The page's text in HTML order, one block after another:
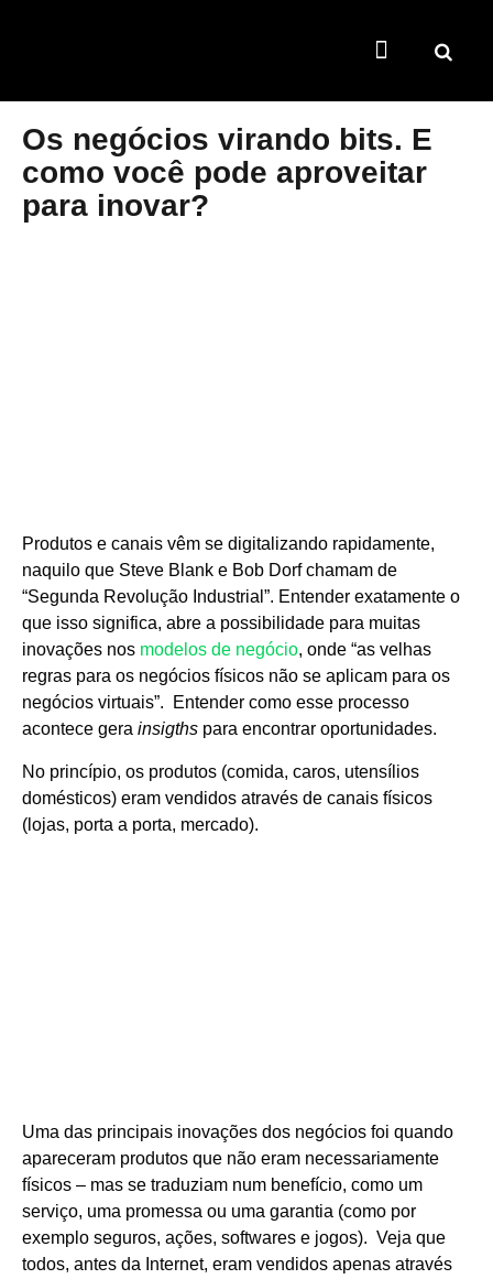
Os negócios virando bits. E
como você pode aproveitar
para inovar?
Produtos e canais vêm se digitalizando rapidamente,
naquilo que Steve Blank e Bob Dorf chamam de
“Segunda Revolução Industrial”. Entender exatamente o
que isso significa, abre a possibilidade para muitas
inovações nos modelos de negócio, onde “as velhas
regras para os negócios físicos não se aplicam para os
negócios virtuais”. Entender como esse processo
acontece gera insigths para encontrar oportunidades.
No princípio, os produtos (comida, caros, utensílios
domésticos) eram vendidos através de canais físicos
(lojas, porta a porta, mercado).
Uma das principais inovações dos negócios foi quando
apareceram produtos que não eram necessariamente
físicos – mas se traduziam num benefício, como um
serviço, uma promessa ou uma garantia (como por
exemplo seguros, ações, softwares e jogos). Veja que
todos, antes da Internet, eram vendidos apenas através